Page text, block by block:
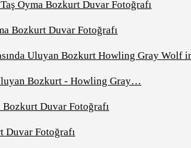
Bozkurt Duvar Fotoğrafı
Bozkurt - Howling Gray…
Duvar Fotoğrafı